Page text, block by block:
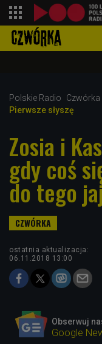
Polskie Radio
Czwórka
Pierwsze słyszę
Zosia i
gdy coś
do tego
ostatnia aktualizacja:
06.11.2018 13:00
Obserwuj
Google